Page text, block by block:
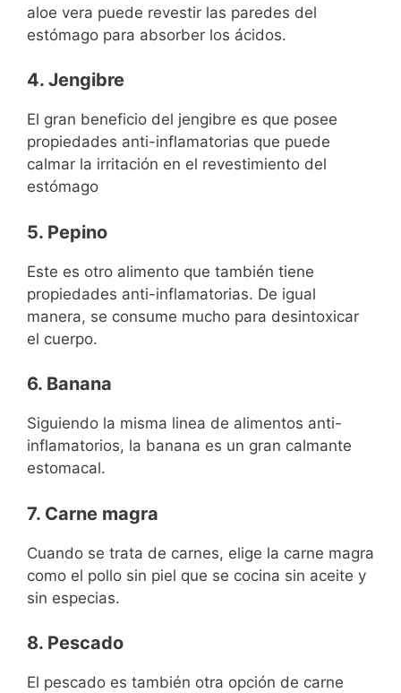
aloe vera puede revestir las paredes del
estómago para absorber los ácidos.
4. Jengibre
El gran beneficio del jengibre es que posee
propiedades anti-inflamatorias que puede
calmar la irritación en el revestimiento del
estómago
5. Pepino
Este es otro alimento que también tiene
propiedades anti-inflamatorias. De igual
manera, se consume mucho para desintoxicar
el cuerpo.
6. Banana
Siguiendo la misma linea de alimentos anti-
inflamatorios, la banana es un gran calmante
estomacal.
7. Carne magra
Cuando se trata de carnes, elige la carne magra
como el pollo sin piel que se cocina sin aceite y
sin especias.
8. Pescado
El pescado es también otra opción de carne